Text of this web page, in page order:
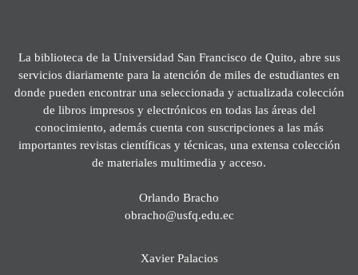
La biblioteca de la Universidad San Francisco de Quito, abre sus
servicios diariamente para la atención de miles de estudiantes en
donde pueden encontrar una seleccionada y actualizada colección
de libros impresos y electrónicos en todas las áreas del
conocimiento, además cuenta con suscripciones a las más
importantes revistas científicas y técnicas, una extensa colección
de materiales multimedia y acceso.
Orlando Bracho
obracho@usfq.edu.ec
Xavier Palacios